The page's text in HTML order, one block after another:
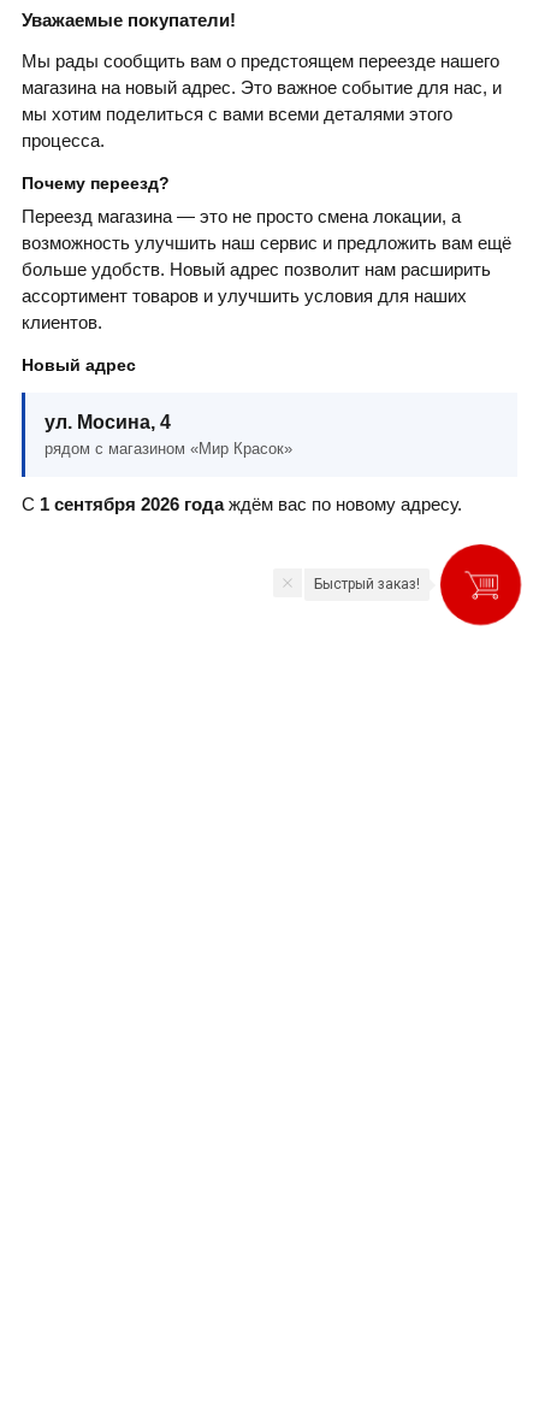
Антисептики
Быстрый заказ!
Уважаемые покупатели!
Мы рады сообщить вам о предстоящем переезде нашего
магазина на новый адрес. Это важное событие для нас, и
мы хотим поделиться с вами всеми деталями этого
процесса.
Почему переезд?
Переезд магазина — это не просто смена локации, а
возможность улучшить наш сервис и предложить вам ещё
больше удобств. Новый адрес позволит нам расширить
ассортимент товаров и улучшить условия для наших
клиентов.
Новый адрес
ул. Мосина, 4
рядом с магазином «Мир Красок»
С 1 сентября 2026 годаждём вас по новому адресу.